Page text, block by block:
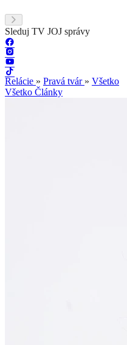
Sleduj TV JOJ správy
Relácie » Pravá tvár » Všetko
Všetko Články